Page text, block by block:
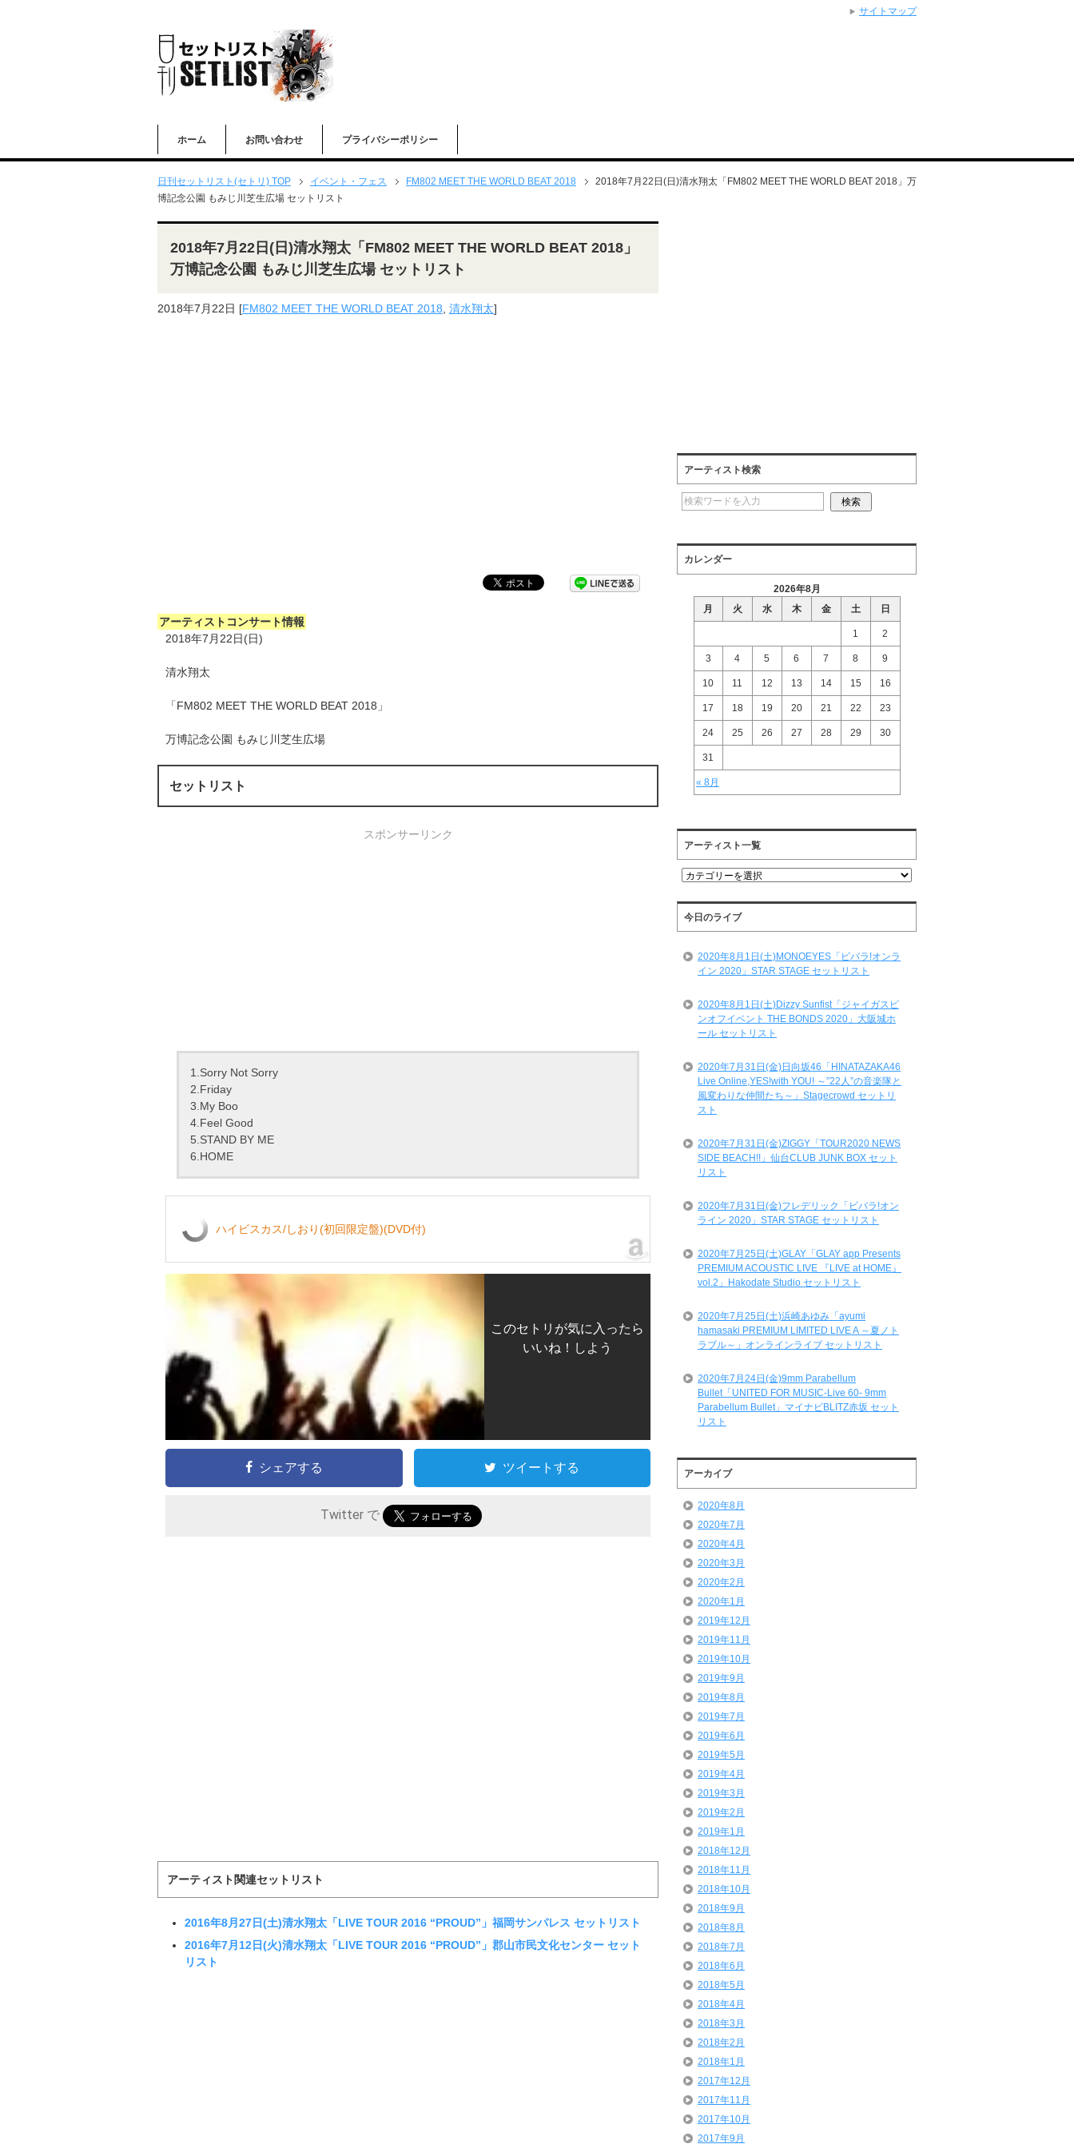
ホーム お問い合わせ プライバシーポリシー
日刊セットリスト(セトリ) TOP イベント・フェス FM802 MEET THE WORLD BEAT 2018
2018年7月22日(日)清水翔太「FM802 MEET THE WORLD BEAT 2018」万
博記念公園 もみじ川芝生広場 セットリスト
2018年7月22日(日)清水翔太「FM802 MEET THE WORLD BEAT 2018」
万博記念公園 もみじ川芝生広場 セットリスト
2018年7月22日 [FM802 MEET THE WORLD BEAT 2018 清水翔太]
アーティストコンサート情報
2018年7月22日(日)
清水翔太
「FM802 MEET THE WORLD BEAT 2018」
万博記念公園 もみじ川芝生広場
セットリスト
スポンサーリンク
1.Sorry Not Sorry
2.Friday
3.My Boo
4.Feel Good
5.STAND BY ME
6.HOME
ハイビスカス/しおり(初回限定盤)(DVD付)
このセトリが気に入ったら
いいね！しよう
シェアする ツイートする
Twitter で
アーティスト関連セットリスト
2016年8月27日(土)清水翔太「LIVE TOUR 2016 “PROUD”」福岡サンパレス セットリスト
2016年7月12日(火)清水翔太「LIVE TOUR 2016 “PROUD”」郡山市民文化センター セット
リスト
アーティスト検索
カレンダー
2026年8月
月
火 水 木 金 土 日
« 8月
1 2
3 4 5 6 7 8 9
10 11 12 13 14 15 16
17 18 19 20 21 22 23
24 25 26 27 28 29 30
31
アーティスト一覧
ア
テ
ィ
ス
一
今日のライブ
2020年8月1日(土)MONOEYES「ビバラ!オンラ
イン 2020」STAR STAGE セットリスト
2020年8月1日(土)Dizzy Sunfist「ジャイガスピ
ンオフイベント THE BONDS 2020」大阪城ホ
ール セットリスト
2020年7月31日(金)日向坂46「HINATAZAKA46
Live Online,YES!with YOU! ～”22人”の音楽隊と
風変わりな仲間たち～」Stagecrowd セットリ
スト
2020年7月31日(金)ZIGGY「TOUR2020 NEWS
SIDE BEACH!!」仙台CLUB JUNK BOX セット
リスト
2020年7月31日(金)フレデリック「ビバラ!オン
ライン 2020」STAR STAGE セットリスト
2020年7月25日(土)GLAY「GLAY app Presents
PREMIUM ACOUSTIC LIVE 『LIVE at HOME』
vol.2」Hakodate Studio セットリスト
2020年7月25日(土)浜崎あゆみ「ayumi
hamasaki PREMIUM LIMITED LIVE A ～夏ノト
ラブル～」オンラインライブ セットリスト
2020年7月24日(金)9mm Parabellum
Bullet「UNITED FOR MUSIC-Live 60- 9mm
Parabellum Bullet」マイナビBLITZ赤坂 セット
リスト
アーカイブ
2020年8月
2020年7月
2020年4月
2020年3月
2020年2月
2020年1月
2019年12月
2019年11月
2019年10月
2019年9月
2019年8月
2019年7月
2019年6月
2019年5月
2019年4月
2019年3月
2019年2月
2019年1月
2018年12月
2018年11月
2018年10月
2018年9月
2018年8月
2018年7月
2018年6月
2018年5月
2018年4月
2018年3月
2018年2月
2018年1月
2017年12月
2017年11月
2017年10月
2017年9月
サイトマップ